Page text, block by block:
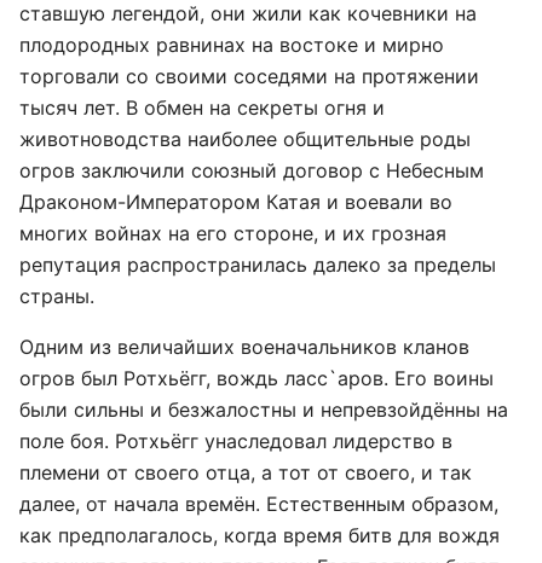
ставшую легендой, они жили как кочевники на
плодородных равнинах на востоке и мирно
торговали со своими соседями на протяжении
тысяч лет. В обмен на секреты огня и
животноводства наиболее общительные роды
огров заключили союзный договор с Небесным
Драконом-Императором Катая и воевали во
многих войнах на его стороне, и их грозная
репутация распространилась далеко за пределы
страны.
Одним из величайших военачальников кланов
огров был Ротхьёгг, вождь ласс`аров. Его воины
были сильны и безжалостны и непревзойдённы на
поле боя. Ротхьёгг унаследовал лидерство в
племени от своего отца, а тот от своего, и так
далее, от начала времён. Естественным образом,
как предполагалось, когда время битв для вождя